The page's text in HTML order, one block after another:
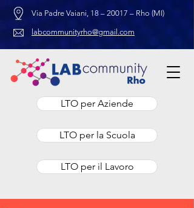
Via Padre Vaiani, 18 – 20017 – Rho (MI)
labcommunityrho@gmail.com
LTO per Aziende
LTO per la Scuola
LTO per il Lavoro